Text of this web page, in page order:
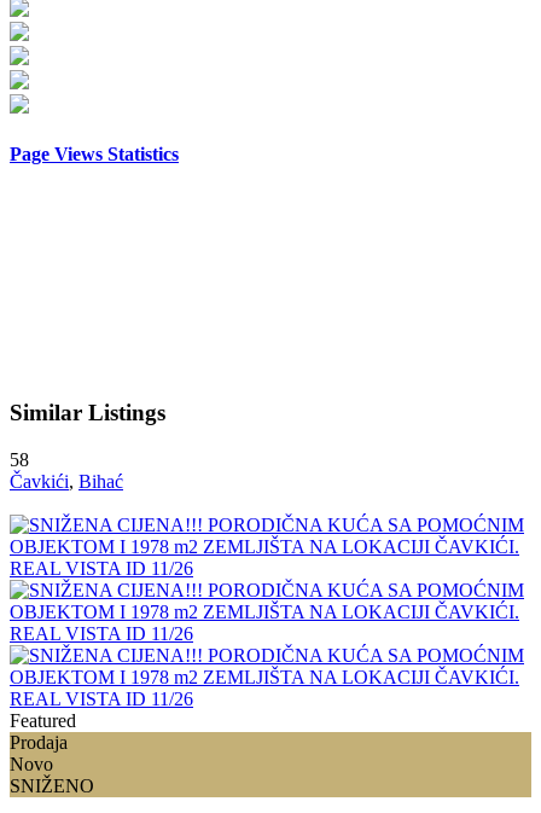
Page Views Statistics
Similar Listings
58
Čavkići, Bihać
Featured
Prodaja
Novo
SNIŽENO